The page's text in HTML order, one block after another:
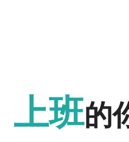
。报考专升本的考生必须是已取得经
上班的